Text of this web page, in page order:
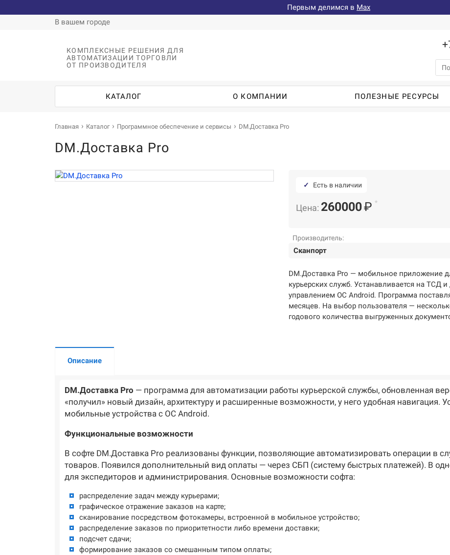
Первым делимся в Max
В вашем городе
КОМПЛЕКСНЫЕ РЕШЕНИЯ ДЛЯ
АВТОМАТИЗАЦИИ ТОРГОВЛИ
ОТ ПРОИЗВОДИТЕЛЯ
КАТАЛОГ О КОМПАНИИ ПОЛЕЗНЫЕ РЕСУРСЫ
Главная Каталог Программное обеспечение и сервисы DM.Доставка Pro
DM.Доставка Pro
✓ Есть в наличии
Цена: 260000₽ *
Производитель:
Сканпорт
DM.Доставка Pro — мобильное приложение
курьерских служб. Устанавливается на ТСД
управлением ОС Android. Программа
месяцев. На выбор пользователя —
годового количества выгруженных
Описание
DM.Доставка Pro — программа для автоматизации работы курьерской службы, обновленная
«получил» новый дизайн, архитектуру и расширенные возможности, у него удобная навигация.
мобильные устройства с ОС Android.
Функциональные возможности
В софте DM.Доставка Pro реализованы функции, позволяющие автоматизировать операции в
товаров. Появился дополнительный вид оплаты — через СБП (систему быстрых платежей). В
для экспедиторов и администрирования. Основные возможности софта:
распределение задач между курьерами;
графическое отражение заказов на карте;
сканирование посредством фотокамеры, встроенной в мобильное устройство;
распределение заказов по приоритетности либо времени доставки;
подсчет сдачи;
формирование заказов со смешанным типом оплаты;